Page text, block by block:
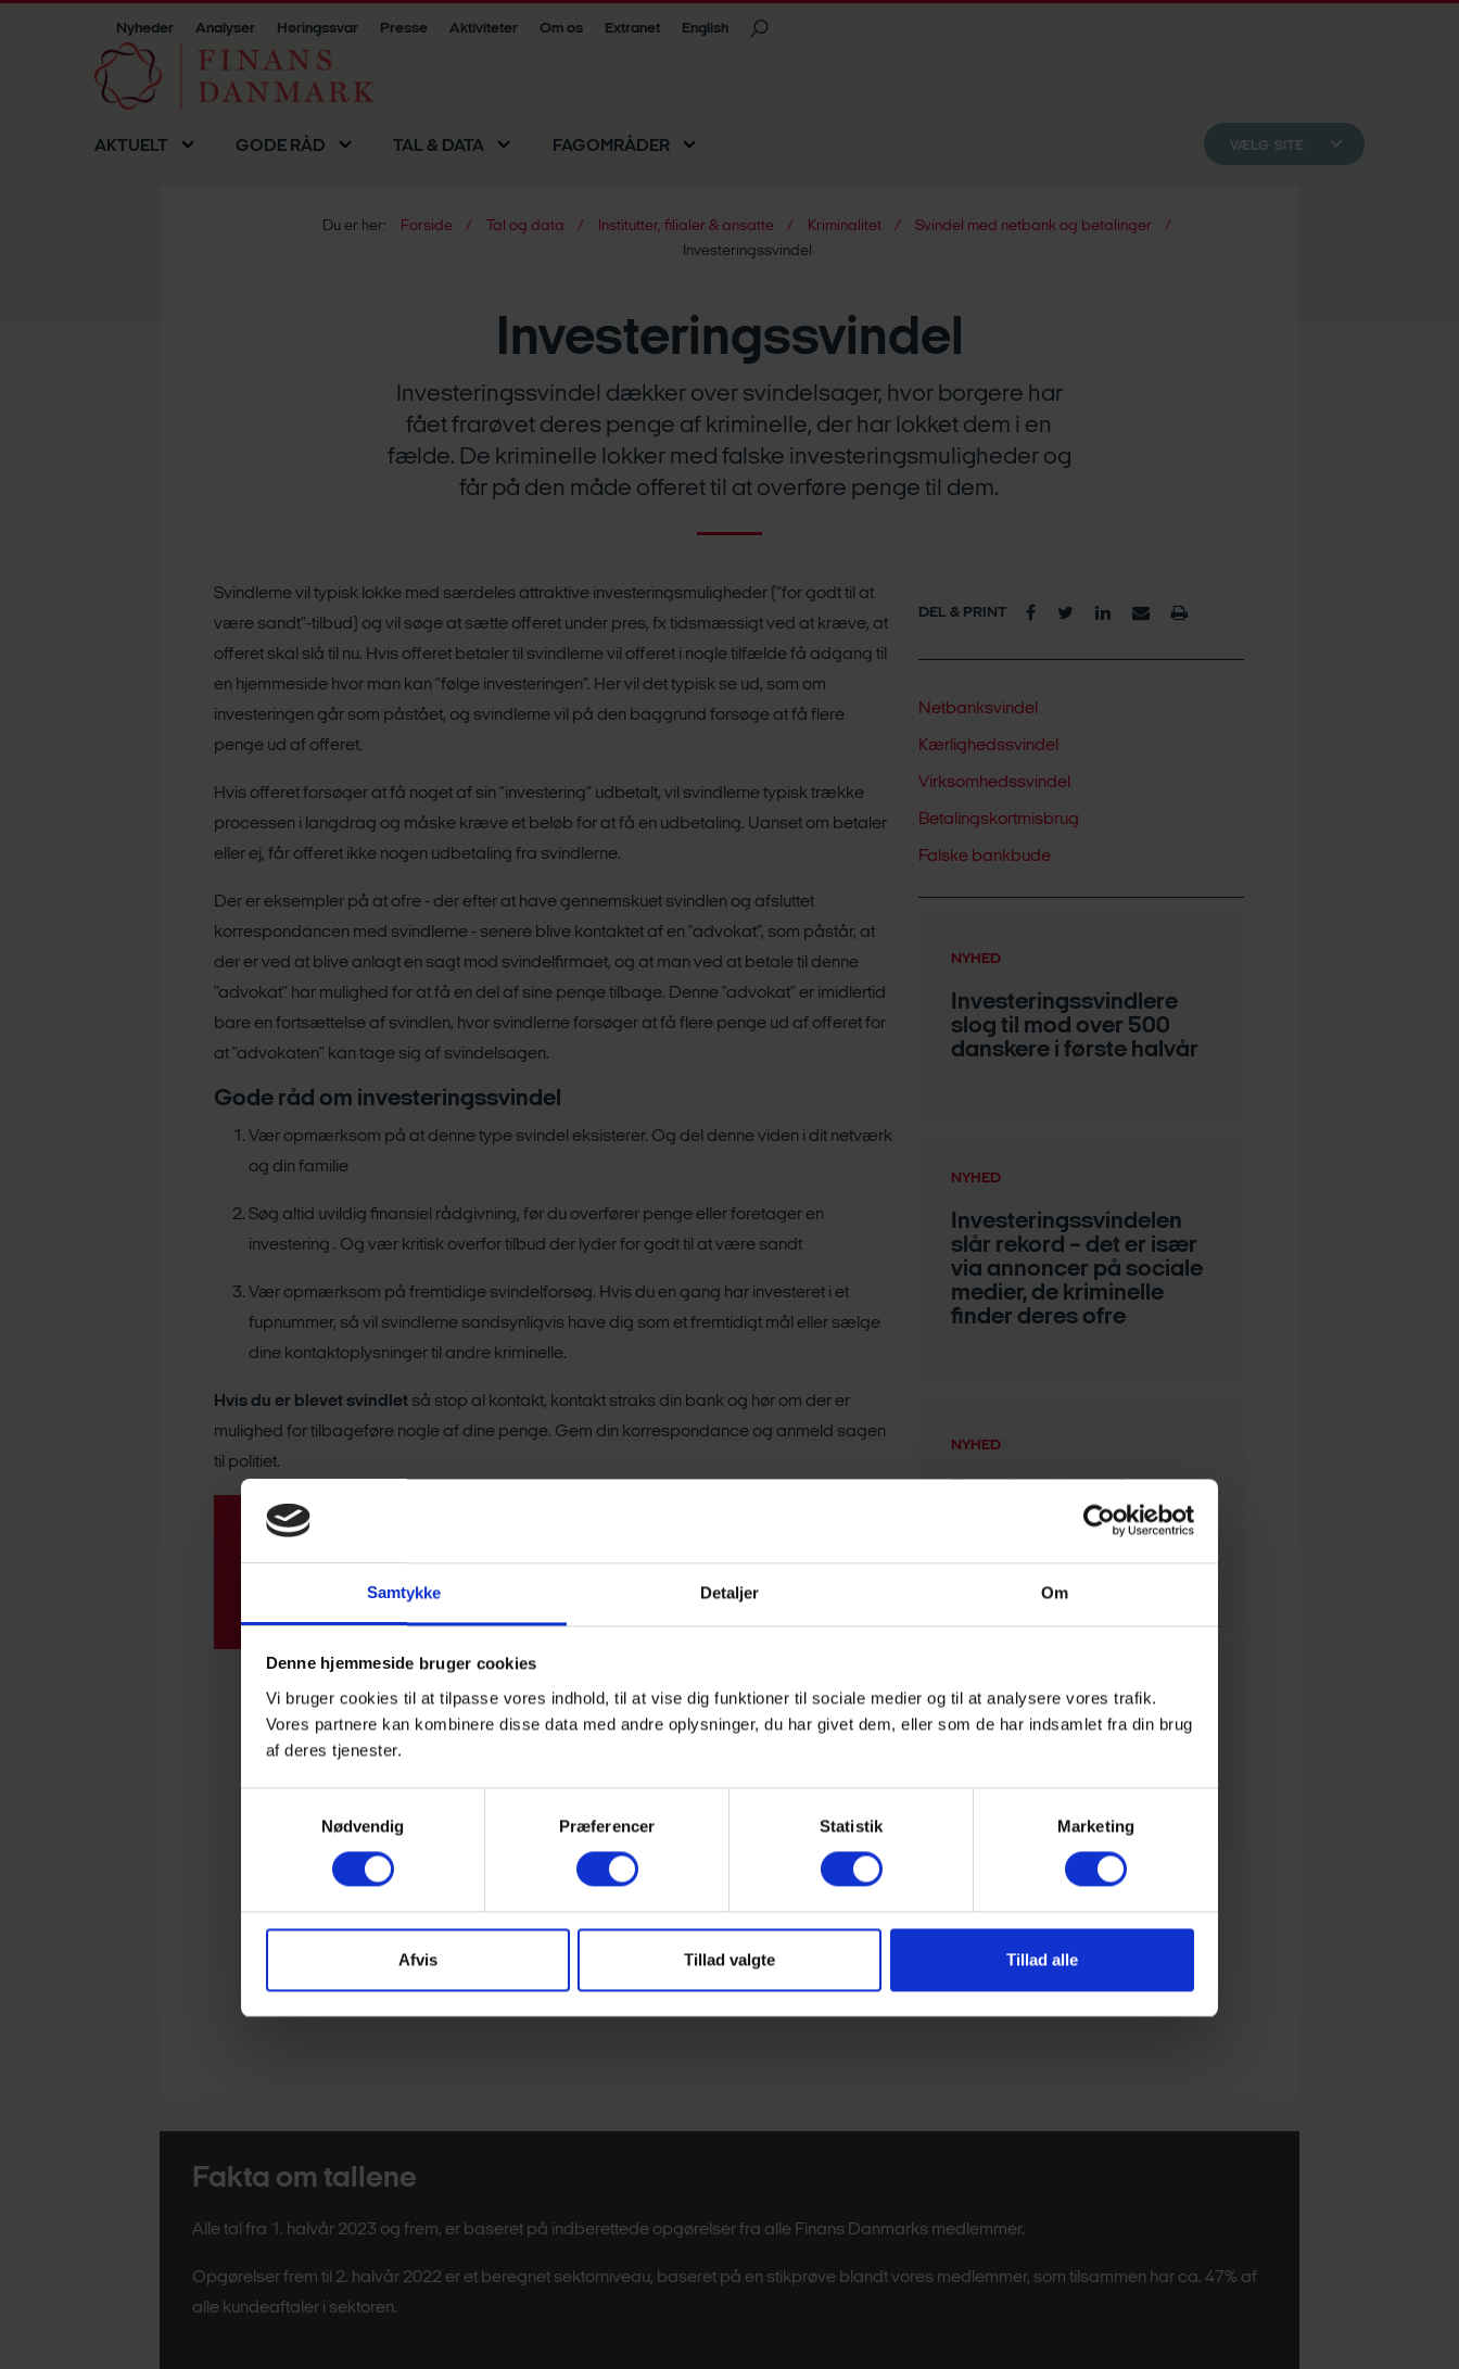
Samtykke Detaljer Om
Denne hjemmeside bruger cookies
Vi bruger cookies til at tilpasse vores indhold, til at vise dig funktioner til sociale medier og til at analysere vores trafik.
Vores partnere kan kombinere disse data med andre oplysninger, du har givet dem, eller som de har indsamlet fra din brug
af deres tjenester.
Nødvendig
Præferencer Statistik Marketing
Afvis Tillad valgte Tillad alle
Nyheder Analyser Høringssvar Presse Aktiviteter Om os Extranet English
AKTUELT GODE RÅD TAL & DATA FAGOMRÅDER VÆLG SITE
Du er her: Forside Tal og data Institutter, filialer & ansatte Kriminalitet
Svindel med netbank og betalinger
Investeringssvindel
Investeringssvindel
Investeringssvindel dækker over svindelsager, hvor borgere har
fået frarøvet deres penge af kriminelle, der har lokket dem i en
fælde. De kriminelle lokker med falske investeringsmuligheder og
får på den måde offeret til at overføre penge til dem.
Svindlerne vil typisk lokke med særdeles attraktive investeringsmuligheder (”for godt til at
være sandt”-tilbud) og vil søge at sætte offeret under pres, fx tidsmæssigt ved at kræve, at
offeret skal slå til nu. Hvis offeret betaler til svindlerne vil offeret i nogle tilfælde få adgang til
en hjemmeside hvor man kan ”følge investeringen”. Her vil det typisk se ud, som om
investeringen går som påstået, og svindlerne vil på den baggrund forsøge at få flere
penge ud af offeret.
Hvis offeret forsøger at få noget af sin ”investering” udbetalt, vil svindlerne typisk trække
processen i langdrag og måske kræve et beløb for at få en udbetaling. Uanset om betaler
eller ej, får offeret ikke nogen udbetaling fra svindlerne.
Der er eksempler på at ofre - der efter at have gennemskuet svindlen og afsluttet
korrespondancen med svindlerne - senere blive kontaktet af en ”advokat”, som påstår, at
der er ved at blive anlagt en sagt mod svindelfirmaet, og at man ved at betale til denne
”advokat” har mulighed for at få en del af sine penge tilbage. Denne ”advokat” er imidlertid
bare en fortsættelse af svindlen, hvor svindlerne forsøger at få flere penge ud af offeret for
at ”advokaten” kan tage sig af svindelsagen.
Gode råd om investeringssvindel
Vær opmærksom på at denne type svindel eksisterer. Og del denne viden i dit netværk
og din familie
Søg altid uvildig finansiel rådgivning, før du overfører penge eller foretager en
investering . Og vær kritisk overfor tilbud der lyder for godt til at være sandt
Vær opmærksom på fremtidige svindelforsøg. Hvis du en gang har investeret i et
fupnummer, så vil svindlerne sandsynligvis have dig som et fremtidigt mål eller sælge
dine kontaktoplysninger til andre kriminelle.
Hvis du er blevet svindlet så stop al kontakt, kontakt straks din bank og hør om der er
mulighed for tilbageføre nogle af dine penge. Gem din korrespondance og anmeld sagen
til politiet.
Visning af tabel
Vær opmærksom på, at tabellen bedst vises på
DEL & PRINT
Netbanksvindel
Kærlighedssvindel
Virksomhedssvindel
Betalingskortmisbrug
Falske bankbude
NYHED
Investeringssvindlere
slog til mod over 500
danskere i første halvår
NYHED
Investeringssvindelen
slår rekord – det er især
via annoncer på sociale
medier, de kriminelle
finder deres ofre
NYHED
55 mio. kroner på
investeringssvindel på
bare et halvt år
NYHED
Investeringssvindlen
Fakta om tallene
Alle tal fra 1. halvår 2023 og frem, er baseret på indberettede opgørelser fra alle Finans Danmarks medlemmer.
Opgørelser frem til 2. halvår 2022 er et beregnet sektorniveau, baseret på en stikprøve blandt vores medlemmer, som tilsammen har ca. 47% af
alle kundeaftaler i sektoren.